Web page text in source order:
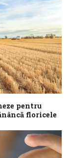
pentru
floricele
vânzarea
„nejustificată” şi